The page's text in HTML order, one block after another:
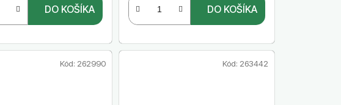
DO KOŠÍKA DO KOŠÍKA
Kód: 262990 Kód: 263442